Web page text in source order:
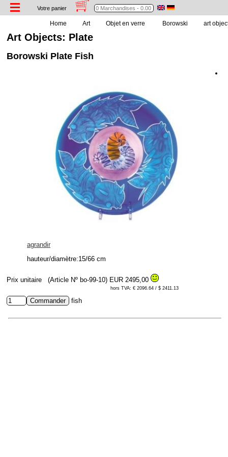
Votre panier
Home Art Objet en verre Borowski art
Art Objects: Plate
Borowski Plate Fish
agrandir
hauteur/diamètre:15/66 cm
Prix unitaire (Article Nº bo-99-10) EUR 2495,00
hors TVA: € 2096.64 / $ 2411.13
fish